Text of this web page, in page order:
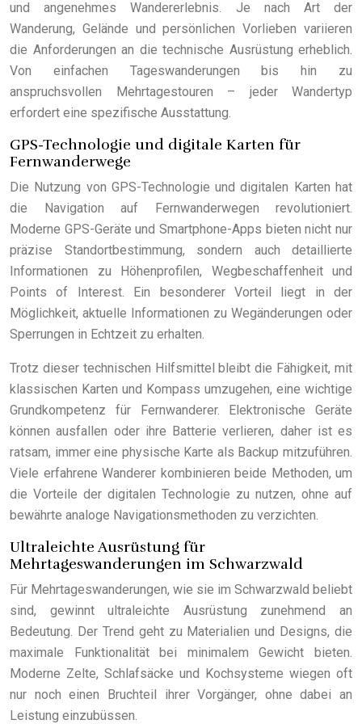
und angenehmes Wandererlebnis. Je nach Art der
Wanderung, Gelände und persönlichen Vorlieben variieren
die Anforderungen an die technische Ausrüstung erheblich.
Von einfachen Tageswanderungen bis hin zu
anspruchsvollen Mehrtagestouren – jeder Wandertyp
erfordert eine spezifische Ausstattung.
GPS-Technologie und digitale Karten für
Fernwanderwege
Die Nutzung von GPS-Technologie und digitalen Karten hat
die Navigation auf Fernwanderwegen revolutioniert.
Moderne GPS-Geräte und Smartphone-Apps bieten nicht nur
präzise Standortbestimmung, sondern auch detaillierte
Informationen zu Höhenprofilen, Wegbeschaffenheit und
Points of Interest. Ein besonderer Vorteil liegt in der
Möglichkeit, aktuelle Informationen zu Wegänderungen oder
Sperrungen in Echtzeit zu erhalten.
Trotz dieser technischen Hilfsmittel bleibt die Fähigkeit, mit
klassischen Karten und Kompass umzugehen, eine wichtige
Grundkompetenz für Fernwanderer. Elektronische Geräte
können ausfallen oder ihre Batterie verlieren, daher ist es
ratsam, immer eine physische Karte als Backup mitzuführen.
Viele erfahrene Wanderer kombinieren beide Methoden, um
die Vorteile der digitalen Technologie zu nutzen, ohne auf
bewährte analoge Navigationsmethoden zu verzichten.
Ultraleichte Ausrüstung für
Mehrtageswanderungen im Schwarzwald
Für Mehrtageswanderungen, wie sie im Schwarzwald beliebt
sind, gewinnt ultraleichte Ausrüstung zunehmend an
Bedeutung. Der Trend geht zu Materialien und Designs, die
maximale Funktionalität bei minimalem Gewicht bieten.
Moderne Zelte, Schlafsäcke und Kochsysteme wiegen oft
nur noch einen Bruchteil ihrer Vorgänger, ohne dabei an
Leistung einzubüssen.